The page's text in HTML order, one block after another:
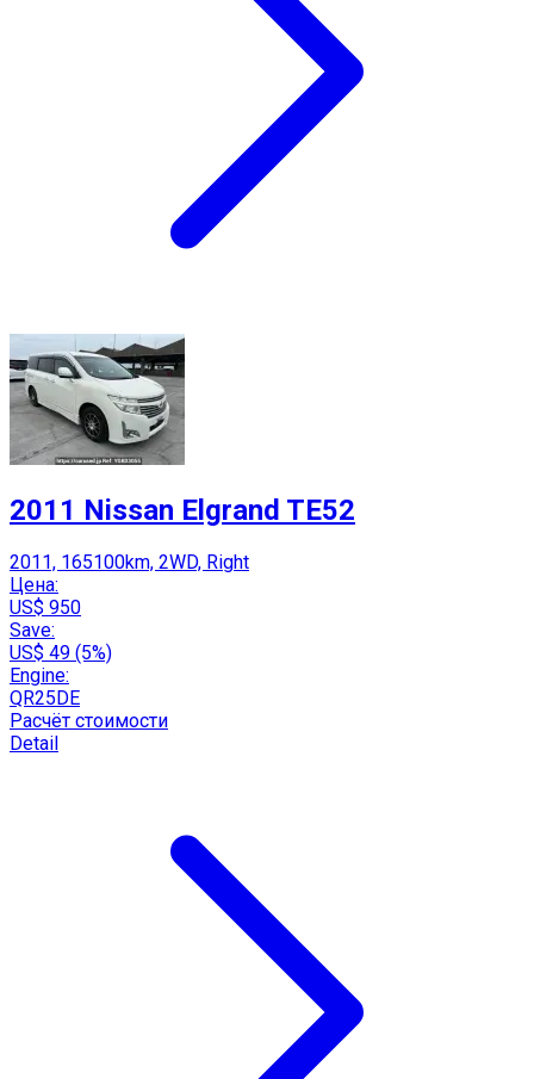
2011 Nissan Elgrand TE52
2011, 165100km, 2WD, Right
Цена:
US$ 950
Save:
US$ 49 (5%)
Engine:
QR25DE
Расчёт стоимости
Detail